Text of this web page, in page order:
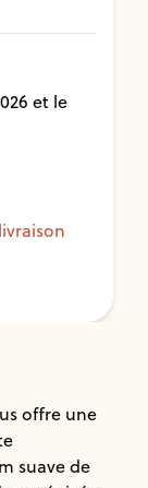
et le
offre une
suave de